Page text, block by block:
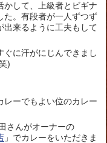
かして、上級者とビギナ
た。有段者が一人ずつず
出来るように工夫もして
に汗がにじんできまし
)
レーでもよい位のカレー
さんがオーナーの
」でカレーをいただきま